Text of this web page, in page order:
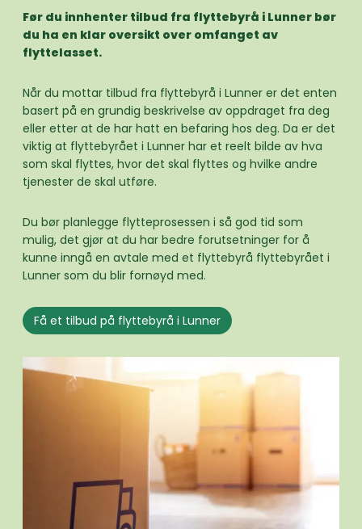
Før du innhenter tilbud fra flyttebyrå i Lunner bør
du ha en klar oversikt over omfanget av
flyttelasset.
Når du mottar tilbud fra flyttebyrå i Lunner er det enten
basert på en grundig beskrivelse av oppdraget fra deg
eller etter at de har hatt en befaring hos deg. Da er det
viktig at flyttebyrået i Lunner har et reelt bilde av hva
som skal flyttes, hvor det skal flyttes og hvilke andre
tjenester de skal utføre.
Du bør planlegge flytteprosessen i så god tid som
mulig, det gjør at du har bedre forutsetninger for å
kunne inngå en avtale med et flyttebyrå flyttebyrået i
Lunner som du blir fornøyd med.
Få et tilbud på flyttebyrå i Lunner